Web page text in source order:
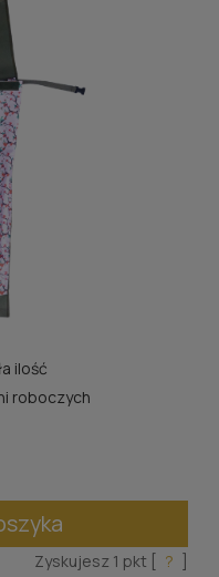
ilość
roboczych
Zyskujesz 1 pkt [ ? ]